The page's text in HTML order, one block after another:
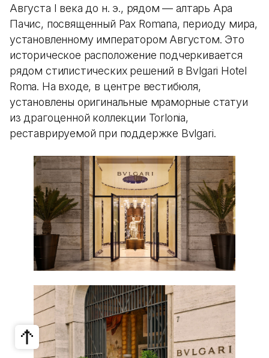
Августа I века до н. э., рядом — алтарь Ара
Пачис, посвященный Pax Romana, периоду мира,
установленному императором Августом. Это
историческое расположение подчеркивается
рядом стилистических решений в Bvlgari Hotel
Roma. На входе, в центре вестибюля,
установлены оригинальные мраморные статуи
из драгоценной коллекции Torlonia,
реставрируемой при поддержке Bvlgari.